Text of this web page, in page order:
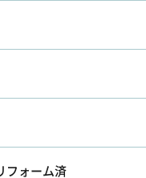
フォーム済